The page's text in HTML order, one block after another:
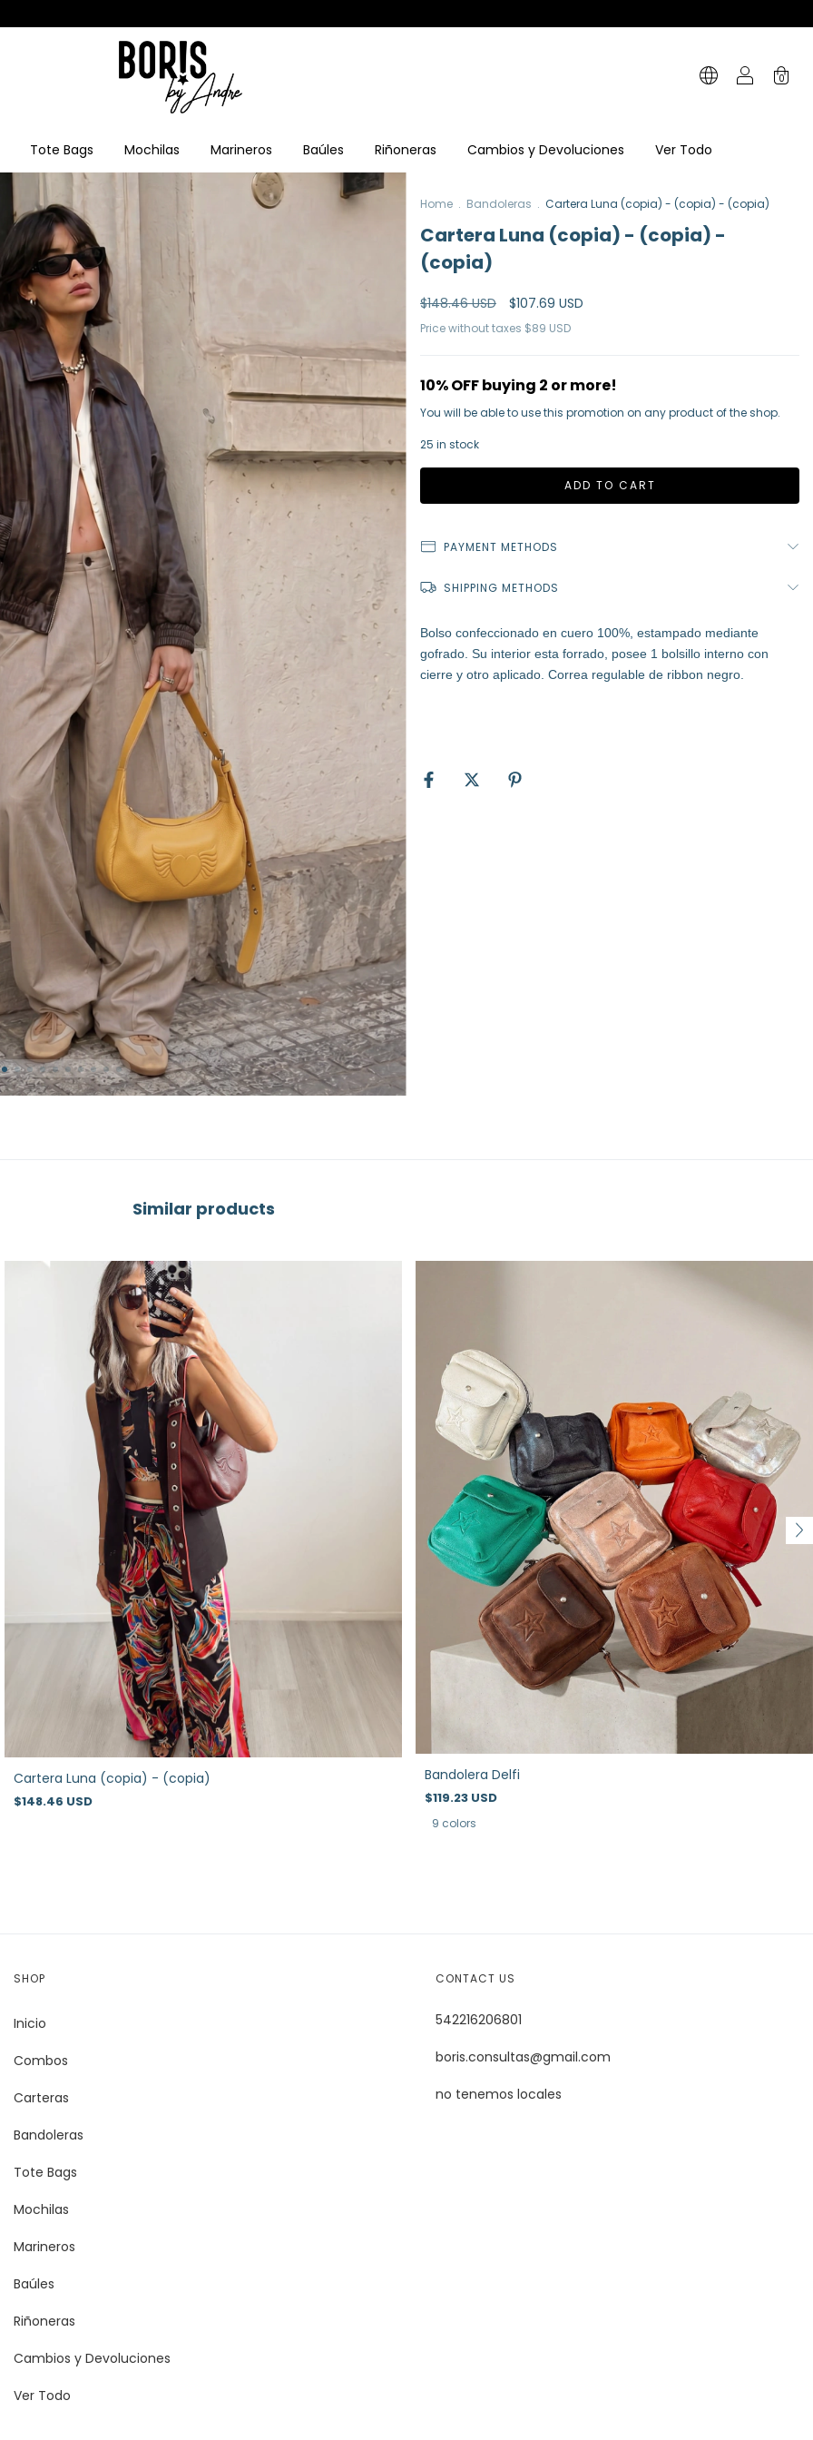
0
Tote Bags Mochilas Marineros Baúles Riñoneras Cambios y Devoluciones Ver Todo
Home . Bandoleras . Cartera Luna (copia) - (copia) - (copia)
Cartera Luna (copia) - (copia) -
(copia)
$148.46 USD $107.69 USD
Price without taxes $89 USD
10% OFF buying 2 or more!
You will be able to use this promotion on any product of the shop.
25 in stock
PAYMENT METHODS
SHIPPING METHODS
Bolso confeccionado en cuero 100%, estampado mediante
gofrado. Su interior esta forrado, posee 1 bolsillo interno con
cierre y otro aplicado. Correa regulable de ribbon negro.
Similar products
Cartera Luna (copia) - (copia)
$148.46 USD
Bandolera Delfi
$119.23 USD
9 colors
SHOP
Inicio
Combos
Carteras
Bandoleras
Tote Bags
Mochilas
Marineros
Baúles
Riñoneras
Cambios y Devoluciones
Ver Todo
CONTACT US
542216206801
boris.consultas@gmail.com
no tenemos locales